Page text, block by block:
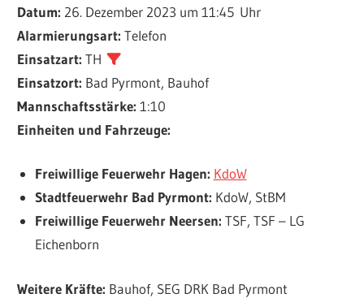
Datum: 26. Dezember 2023 um 11:45 Uhr
Alarmierungsart: Telefon
Einsatzart: TH
Einsatzort: Bad Pyrmont, Bauhof
Mannschaftsstärke: 1:10
Einheiten und Fahrzeuge:
Freiwillige Feuerwehr Hagen: KdoW
Stadtfeuerwehr Bad Pyrmont: KdoW, StBM
Freiwillige Feuerwehr Neersen: TSF, TSF – LG
Eichenborn
Weitere Kräfte: Bauhof, SEG DRK Bad Pyrmont